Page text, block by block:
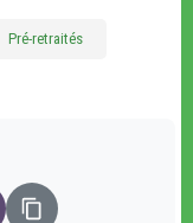
Pré-retraités